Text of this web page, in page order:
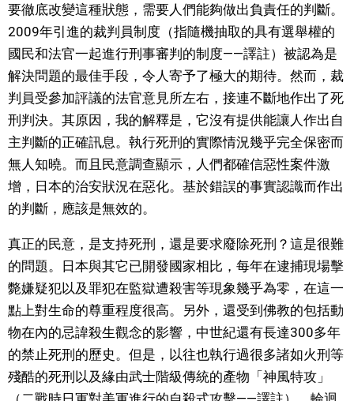
要徹底改變這種狀態，需要人們能夠做出負責任的判斷。
2009年引進的裁判員制度（指隨機抽取的具有選舉權的
國民和法官一起進行刑事審判的制度——譯註）被認為是
解決問題的最佳手段，令人寄予了極大的期待。然而，裁
判員受參加評議的法官意見所左右，接連不斷地作出了死
刑判決。其原因，我的解釋是，它沒有提供能讓人作出自
主判斷的正確訊息。執行死刑的實際情況幾乎完全保密而
無人知曉。而且民意調查顯示，人們都確信惡性案件激
增，日本的治安狀況在惡化。基於錯誤的事實認識而作出
的判斷，應該是無效的。
真正的民意，是支持死刑，還是要求廢除死刑？這是很難
的問題。日本與其它已開發國家相比，每年在逮捕現場擊
斃嫌疑犯以及罪犯在監獄遭殺害等現象幾乎為零，在這一
點上對生命的尊重程度很高。另外，還受到佛教的包括動
物在內的忌諱殺生觀念的影響，中世紀還有長達300多年
的禁止死刑的歷史。但是，以往也執行過很多諸如火刑等
殘酷的死刑以及緣由武士階級傳統的產物「神風特攻」